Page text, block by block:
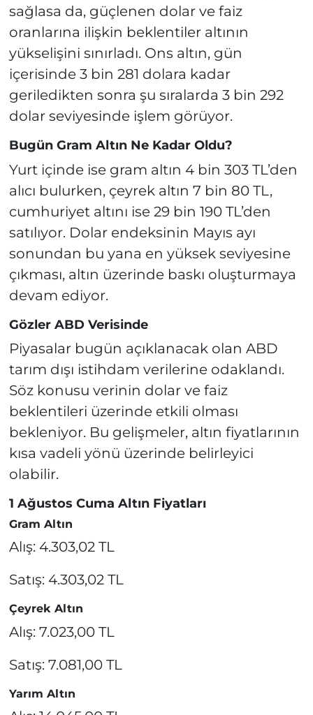
sağlasa da, güçlenen dolar ve faiz
oranlarına ilişkin beklentiler altının
yükselişini sınırladı. Ons altın, gün
içerisinde 3 bin 281 dolara kadar
geriledikten sonra şu sıralarda 3 bin 292
dolar seviyesinde işlem görüyor.
Bugün Gram Altın Ne Kadar Oldu?
Yurt içinde ise gram altın 4 bin 303 TL’den
alıcı bulurken, çeyrek altın 7 bin 80 TL,
cumhuriyet altını ise 29 bin 190 TL’den
satılıyor. Dolar endeksinin Mayıs ayı
sonundan bu yana en yüksek seviyesine
çıkması, altın üzerinde baskı oluşturmaya
devam ediyor.
Gözler ABD Verisinde
Piyasalar bugün açıklanacak olan ABD
tarım dışı istihdam verilerine odaklandı.
Söz konusu verinin dolar ve faiz
beklentileri üzerinde etkili olması
bekleniyor. Bu gelişmeler, altın fiyatlarının
kısa vadeli yönü üzerinde belirleyici
olabilir.
1 Ağustos Cuma Altın Fiyatları
Gram Altın
Alış: 4.303,02 TL
Satış: 4.303,02 TL
Çeyrek Altın
Alış: 7.023,00 TL
Satış: 7.081,00 TL
Yarım Altın